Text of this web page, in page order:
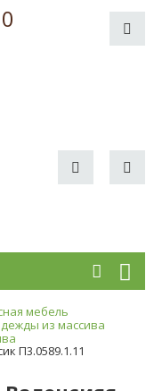
мебель
из массива
П3.0589.1.11